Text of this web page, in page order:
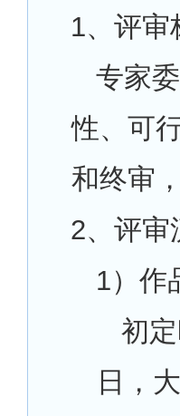
1、评审
专家
性、可
和终审
2、评审
1）作
初
日，